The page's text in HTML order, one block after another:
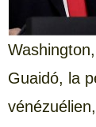
Guaidó, la